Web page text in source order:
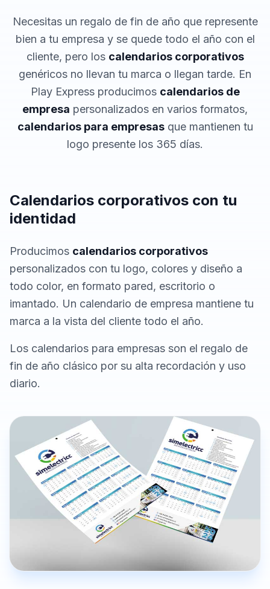
Necesitas un regalo de fin de año que represente
bien a tu empresa y se quede todo el año con el
cliente, pero los calendarios corporativos
genéricos no llevan tu marca o llegan tarde. En
Play Express producimos calendarios de
empresa personalizados en varios formatos,
calendarios para empresasque mantienen tu
logo presente los 365 días.
Calendarios corporativos con tu
identidad
Producimos calendarios corporativos
personalizados con tu logo, colores y diseño a
todo color, en formato pared, escritorio o
imantado. Un calendario de empresa mantiene tu
marca a la vista del cliente todo el año.
Los calendarios para empresas son el regalo de
fin de año clásico por su alta recordación y uso
diario.